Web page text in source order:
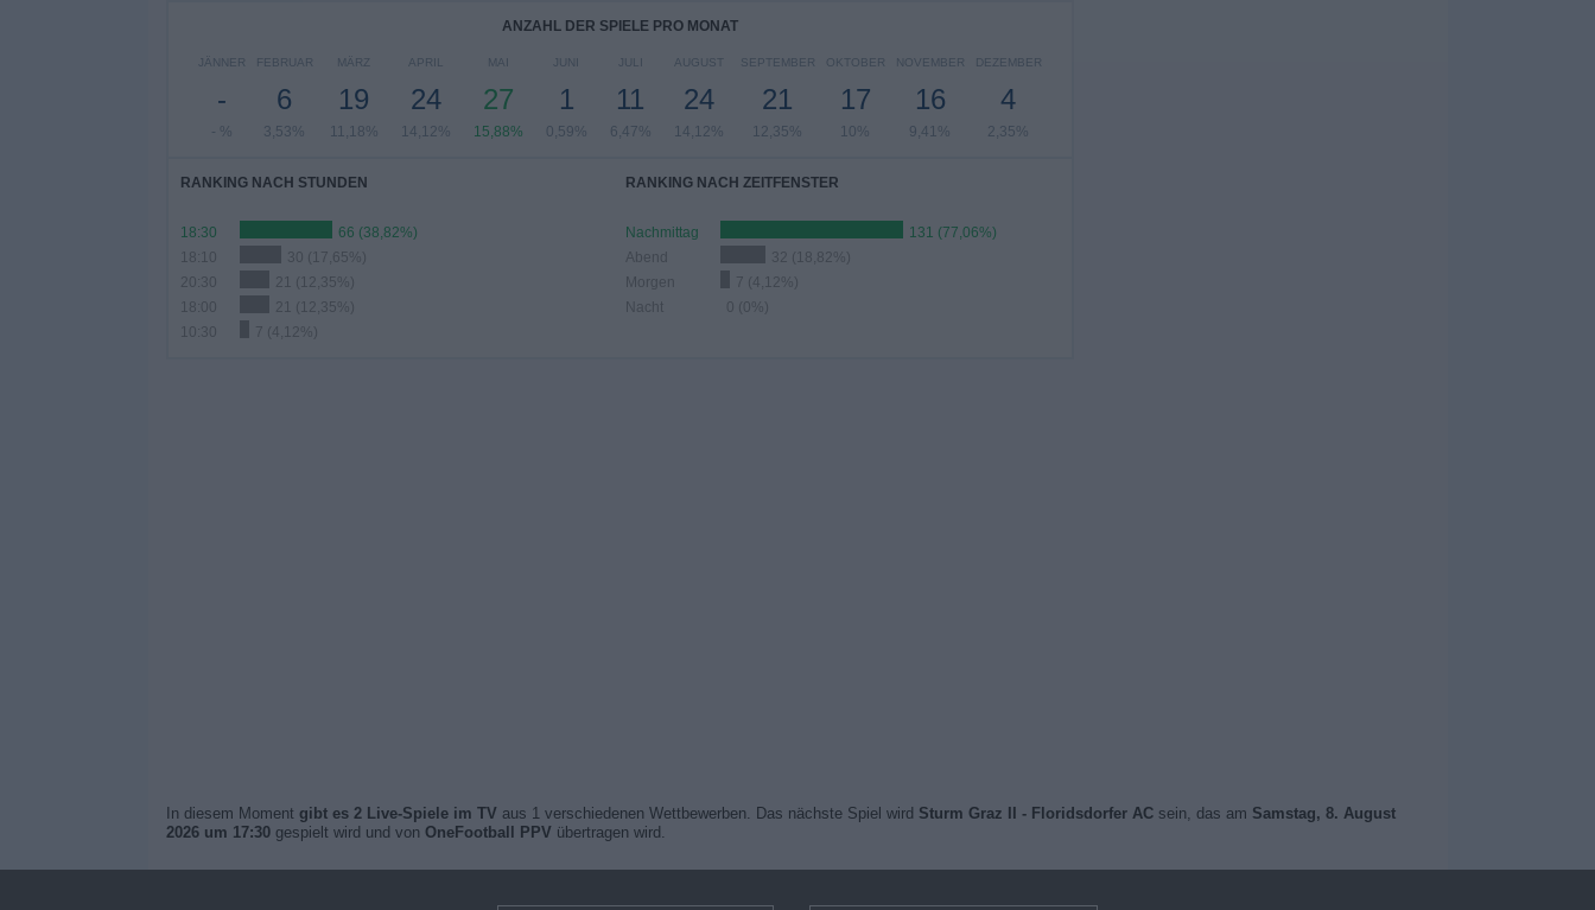
ANZAHL DER SPIELE PRO MONAT
JÄNNER
-
- %
FEBRUAR
6
3,53%
MÄRZ
19
11,18%
APRIL
24
14,12%
MAI
27
15,88%
JUNI
1
0,59%
JULI
11
6,47%
AUGUST
24
14,12%
SEPTEMBER
21
12,35%
OKTOBER
17
10%
NOVEMBER
16
9,41%
DEZEMBER
4
2,35%
RANKING NACH STUNDEN
18:30
66 (38,82%)
18:10
30 (17,65%)
20:30
21 (12,35%)
18:00
21 (12,35%)
10:30
7 (4,12%)
RANKING NACH ZEITFENSTER
Nachmittag
131 (77,06%)
Abend
32 (18,82%)
Morgen
7 (4,12%)
Nacht
0 (0%)
In diesem Moment gibt es 2 Live-Spiele im TV aus 1 verschiedenen Wettbewerben. Das nächste Spiel wird Sturm Graz II - Floridsdorfer ACsein, das am Samstag, 8. August
2026 um 17:30gespielt wird und von OneFootball PPV übertragen wird.